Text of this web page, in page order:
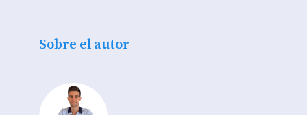
Sobre el autor